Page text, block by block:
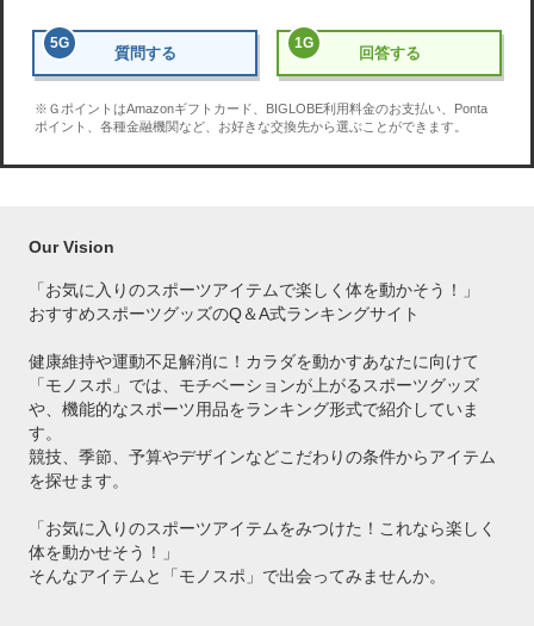
5G
質問する
1G
回答する
※ＧポイントはAmazonギフトカード、BIGLOBE利用料金のお支払い、Ponta
ポイント、各種金融機関など、お好きな交換先から選ぶことができます。
Our Vision
「お気に入りのスポーツアイテムで楽しく体を動かそう！」
おすすめスポーツグッズのQ＆A式ランキングサイト
健康維持や運動不足解消に！カラダを動かすあなたに向けて
「モノスポ」では、モチベーションが上がるスポーツグッズ
や、機能的なスポーツ用品をランキング形式で紹介していま
す。
競技、季節、予算やデザインなどこだわりの条件からアイテム
を探せます。
「お気に入りのスポーツアイテムをみつけた！これなら楽しく
体を動かせそう！」
そんなアイテムと「モノスポ」で出会ってみませんか。